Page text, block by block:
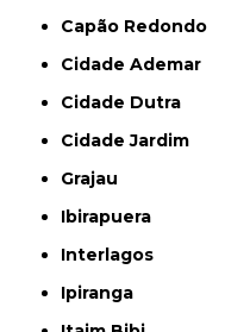
Capão Redondo
Cidade Ademar
Cidade Dutra
Cidade Jardim
Grajau
Ibirapuera
Interlagos
Ipiranga